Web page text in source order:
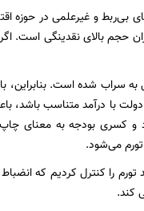
و غیرعلمی در حوزه
حجم بالای نقدینگی است.
سراب شده است. بنابراین،
با درآمد متناسب
و کسری بودجه به معنای
می‌شود.
را کنترل کردیم که
کند.